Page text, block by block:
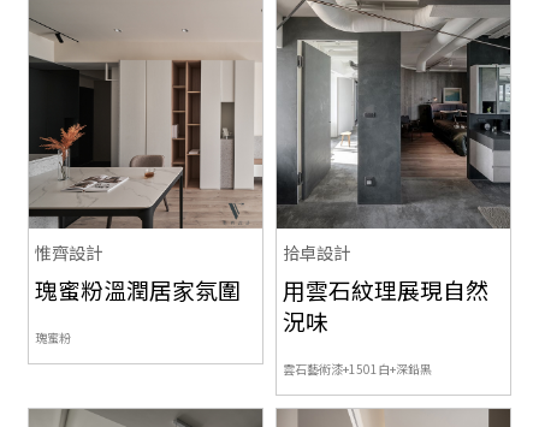
惟齊設計
瑰蜜粉溫潤居家氛圍
瑰蜜粉
拾卓設計
用雲石紋理展現自然
況味
雲石藝術漆+1501白+深鉛黑